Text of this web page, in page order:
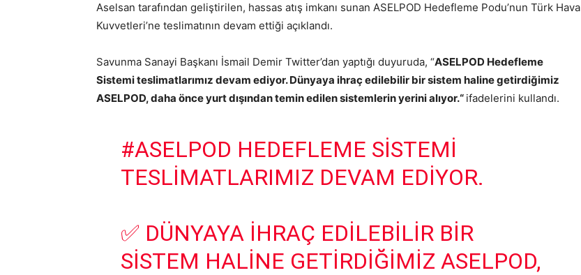
Aselsan tarafından geliştirilen, hassas atış imkanı sunan ASELPOD Hedefleme Podu’nun Türk Hava
Kuvvetleri’ne teslimatının devam ettiği açıklandı.
Savunma Sanayi Başkanı İsmail Demir Twitter’dan yaptığı duyuruda, “ASELPOD Hedefleme
Sistemi teslimatlarımız devam ediyor. Dünyaya ihraç edilebilir bir sistem haline getirdiğimiz
ASELPOD, daha önce yurt dışından temin edilen sistemlerin yerini alıyor.“ ifadelerini kullandı.
#ASELPOD HEDEFLEME SISTEMI
TESLIMATLARIMIZ DEVAM EDIYOR.
✅ DÜNYAYA IHRAÇ EDILEBILIR BIR
SISTEM HALINE GETIRDIĞIMIZ ASELPOD,